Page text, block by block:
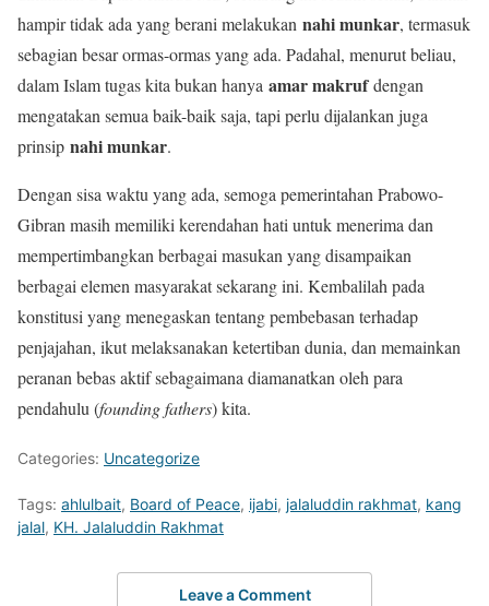
hampir tidak ada yang berani melakukan nahi munkar, termasuk
sebagian besar ormas-ormas yang ada. Padahal, menurut beliau,
dalam Islam tugas kita bukan hanya amar makrufdengan
mengatakan semua baik-baik saja, tapi perlu dijalankan juga
prinsip nahi munkar.
Dengan sisa waktu yang ada, semoga pemerintahan Prabowo-
Gibran masih memiliki kerendahan hati untuk menerima dan
mempertimbangkan berbagai masukan yang disampaikan
berbagai elemen masyarakat sekarang ini. Kembalilah pada
konstitusi yang menegaskan tentang pembebasan terhadap
penjajahan, ikut melaksanakan ketertiban dunia, dan memainkan
peranan bebas aktif sebagaimana diamanatkan oleh para
pendahulu (founding fathers) kita.
Categories: Uncategorize
Tags: ahlulbait, Board of Peace, ijabi, jalaluddin rakhmat, kang
jalal, KH. Jalaluddin Rakhmat
Leave a Comment